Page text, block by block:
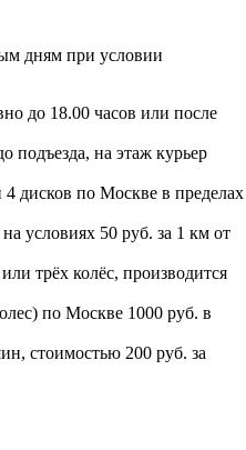
дням при условии
до 18.00 часов или после
подъезда, на этаж курьер
дисков по Москве в пределах
условиях 50 руб. за 1 км от
трёх колёс, производится
по Москве 1000 руб. в
стоимостью 200 руб. за